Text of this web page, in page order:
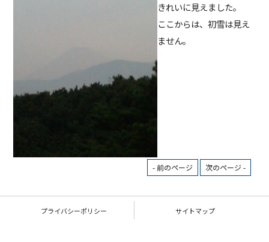
きれいに見えました。
ここからは、初雪は見え
ません。
- 前のページ 次のページ -
プライバシーポリシー サイトマップ